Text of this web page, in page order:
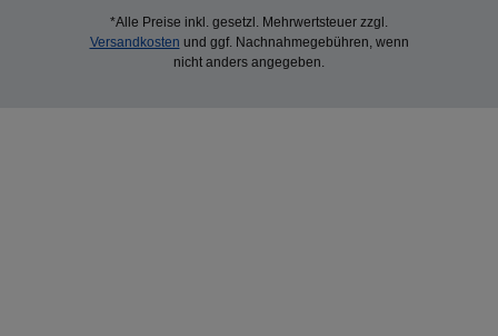
*Alle Preise inkl. gesetzl. Mehrwertsteuer zzgl.
Versandkosten und ggf. Nachnahmegebühren, wenn
nicht anders angegeben.